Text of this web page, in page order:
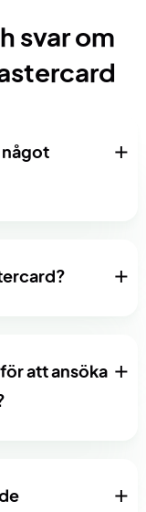
svar om
något
att ansöka